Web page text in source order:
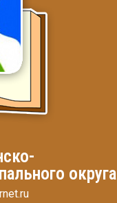
округа